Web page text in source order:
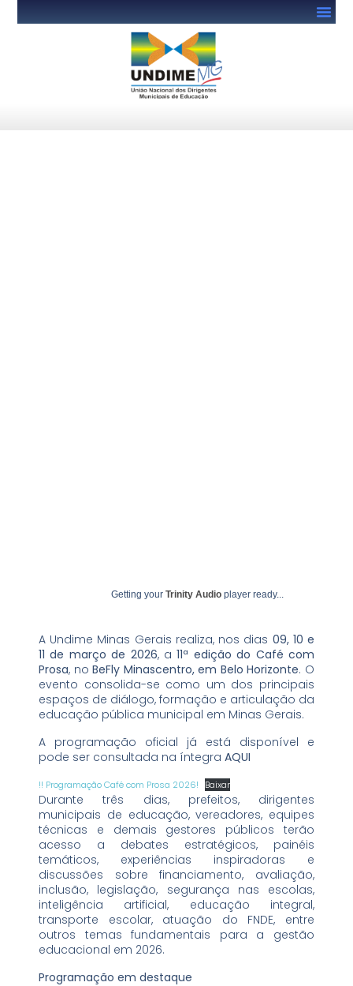
Getting your Trinity Audioplayer ready...
A Undime Minas Gerais realiza, nos dias 09, 10 e
11 de março de 2026, a11ª edição do Café com
Prosa, noBeFly Minascentro, em Belo Horizonte. O
evento consolida-se como um dos principais
espaços de diálogo, formação e articulação da
educação pública municipal em Minas Gerais.
A programação oficial já está disponível e
pode ser consultada na íntegra AQUI
!! Programação Café com Prosa 2026! Baixar
Durante três dias, prefeitos, dirigentes
municipais de educação, vereadores, equipes
técnicas e demais gestores públicos terão
acesso a debates estratégicos, painéis
temáticos, experiências inspiradoras e
discussões sobre financiamento, avaliação,
inclusão, legislação, segurança nas escolas,
inteligência artificial, educação integral,
transporte escolar, atuação do FNDE, entre
outros temas fundamentais para a gestão
educacional em 2026.
Programação em destaque